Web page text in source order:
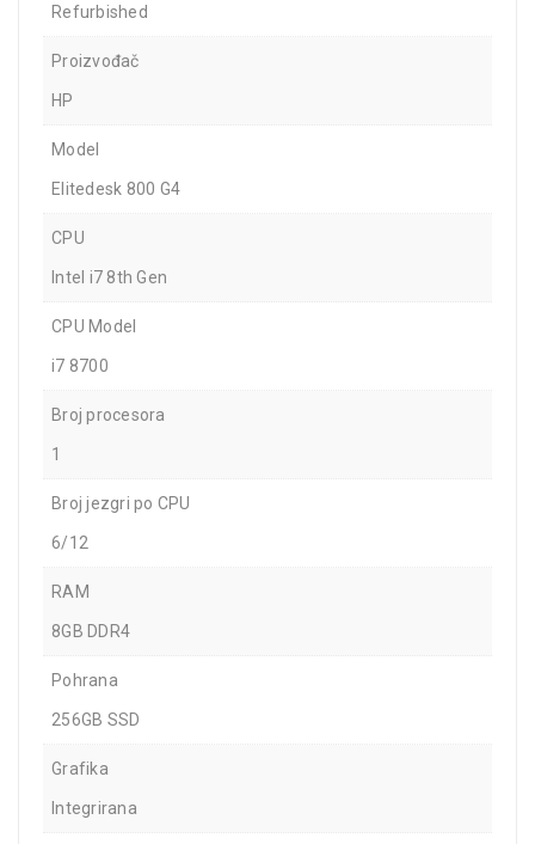
Refurbished
Proizvođač
HP
Model
Elitedesk 800 G4
CPU
Intel i7 8th Gen
CPU Model
i7 8700
Broj procesora
1
Broj jezgri po CPU
6/12
RAM
8GB DDR4
Pohrana
256GB SSD
Grafika
Integrirana